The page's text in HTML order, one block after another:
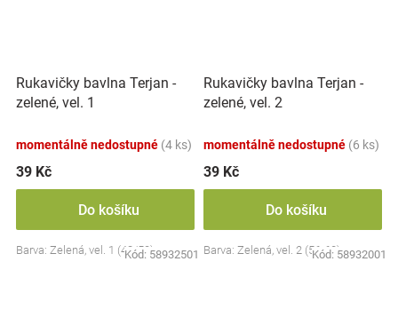
Rukavičky bavlna Terjan -
zelené, vel. 1
momentálně nedostupné (4 ks)
39 Kč
Do košíku
Barva: Zelená, vel. 1 (48/50)
Kód: 58932501
Rukavičky bavlna Terjan -
zelené, vel. 2
momentálně nedostupné (6 ks)
39 Kč
Do košíku
Barva: Zelená, vel. 2 (56-62)
Kód: 58932001